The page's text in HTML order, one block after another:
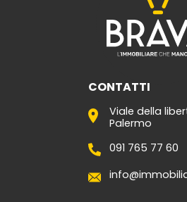
CONTATTI
Viale della
Palermo
091 765 77 60